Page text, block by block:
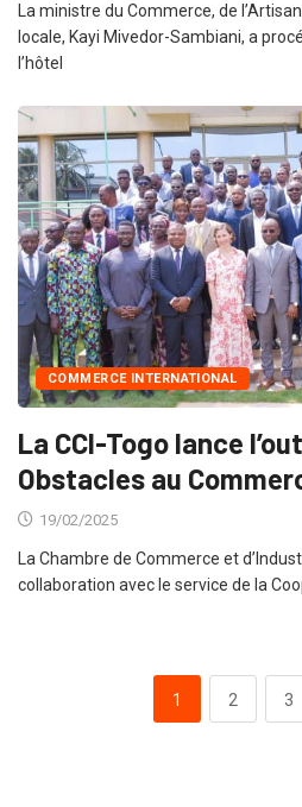
La ministre du Commerce, de
locale, Kayi Mivedor-Sambiani, a
l’hôtel
COMMERCE INTERNATIONAL
La CCI-Togo lance
Obstacles au
19/02/2025
La Chambre de Commerce et
collaboration avec le service de la
1 2 3